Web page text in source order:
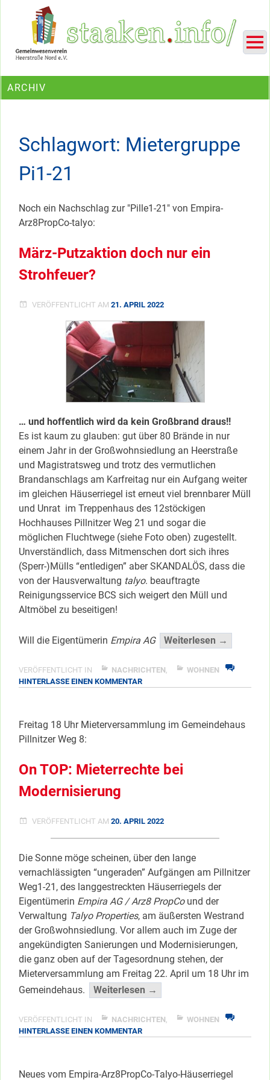
Ein Projekt des Gemeinwesenvereins Heerstraße Nord
ARCHIV
Schlagwort: Mietergruppe
Pi1-21
Noch ein Nachschlag zur "Pille1-21" von Empira-
Arz8PropCo-talyo:
März-Putzaktion doch nur ein
Strohfeuer?
VERÖFFENTLICHT AM 21. APRIL 2022
… und hoffentlich wird da kein Großbrand draus!!
Es ist kaum zu glauben: gut über 80 Brände in nur
einem Jahr in der Großwohnsiedlung an Heerstraße
und Magistratsweg und trotz des vermutlichen
Brandanschlags am Karfreitag nur ein Aufgang weiter
im gleichen Häuserriegel ist erneut viel brennbarer Müll
und Unrat im Treppenhaus des 12stöckigen
Hochhauses Pillnitzer Weg 21 und sogar die
möglichen Fluchtwege (siehe Foto oben) zugestellt.
Unverständlich, dass Mitmenschen dort sich ihres
(Sperr-)Mülls “entledigen” aber SKANDALÖS, dass die
von der Hausverwaltung talyo. beauftragte
Reinigungsservice BCS sich weigert den Müll und
Altmöbel zu beseitigen!
Will die Eigentümerin Empira AG Weiterlesen →
doch
</span
VERÖFFENTLICHT IN NACHRICHTEN,
WOHNEN
HINTERLASSE EINEN KOMMENTARZU
NUR
Freitag 18 Uhr Mieterversammlung im Gemeindehaus
Pillnitzer Weg 8:
On TOP: Mieterrechte bei
Modernisierung
VERÖFFENTLICHT AM 20. APRIL 2022
Die Sonne möge scheinen, über den lange
vernachlässigten “ungeraden” Aufgängen am Pillnitzer
Weg1-21, des langgestreckten Häuserriegels der
Eigentümerin Empira AG / Arz8 PropCound der
Verwaltung Talyo Properties, am äußersten Westrand
der Großwohnsiedlung. Vor allem auch im Zuge der
angekündigten Sanierungen und Modernisierungen,
die ganz oben auf der Tagesordnung stehen, der
Mieterversammlung am Freitag 22. April um 18 Uhr im
Gemeindehaus.
Weiterlesen →
Mieterrechte
VERÖFFENTLICHT IN NACHRICHTEN
WOHNEN
HINTERLASSE EINEN KOMMENTARZU
BEI
Neues vom Empira-Arz8PropCo-Talyo-Häuserriegel